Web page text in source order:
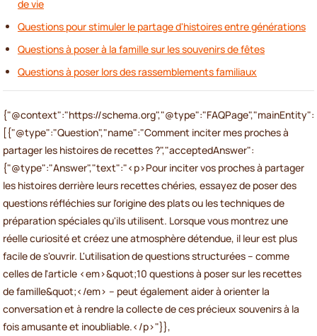
de vie
Questions pour stimuler le partage d'histoires entre générations
Questions à poser à la famille sur les souvenirs de fêtes
Questions à poser lors des rassemblements familiaux
{"@context":"https://schema.org","@type":"FAQPage","mainEntity":
[{"@type":"Question","name":"Comment inciter mes proches à
partager les histoires de recettes ?","acceptedAnswer":
{"@type":"Answer","text":"<p>Pour inciter vos proches à partager
les histoires derrière leurs recettes chéries, essayez de poser des
questions réfléchies sur l'origine des plats ou les techniques de
préparation spéciales qu'ils utilisent. Lorsque vous montrez une
réelle curiosité et créez une atmosphère détendue, il leur est plus
facile de s'ouvrir. L'utilisation de questions structurées – comme
celles de l'article <em>&quot;10 questions à poser sur les recettes
de famille&quot;</em> – peut également aider à orienter la
conversation et à rendre la collecte de ces précieux souvenirs à la
fois amusante et inoubliable.</p>"}},